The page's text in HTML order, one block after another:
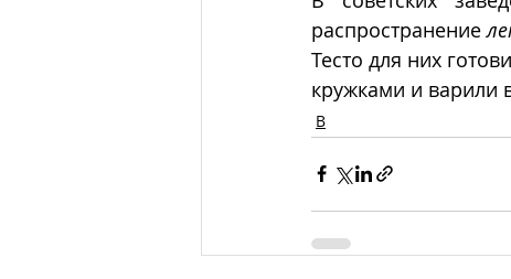
распространение
Тесто для них
кружками и варили
В